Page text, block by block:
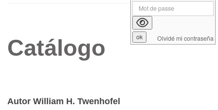
Catálogo
Autor William H. Twenhofel
Olvidé mi contraseña